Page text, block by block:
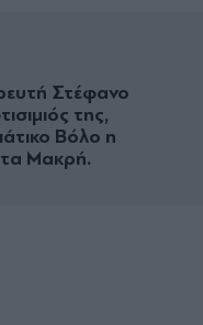
Στέφανο
της,
Βόλο η
Μακρή.